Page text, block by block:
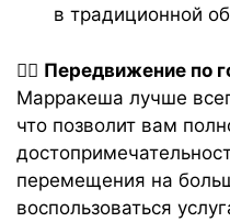
в традиционной
🚶‍♂️ Передвижение по
Марракеша лучше
что позволит вам
перемещения на
воспользоваться